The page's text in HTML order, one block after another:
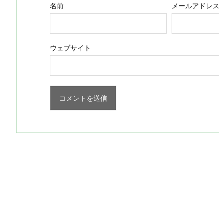
名前 メールアドレス
ウェブサイト